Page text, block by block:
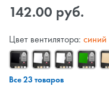
142.00 руб.
Цвет вентилятора: синий
Все 23 товаров